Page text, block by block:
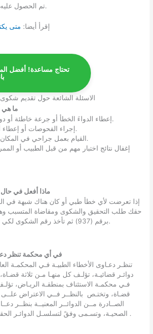
تم الحصول عليه عن طريق المتاجرة.
إقرأ أيضا: متى
تحتاج مساعدة! أفضل
الاسئلة الشائعة حول تقديم
ما هي
1 إعطاء الدواءَ الخطأ أو جرعة خاطئة أو دواءً يسبب حساسية.
2 إجراء الفحوصات أو إعطاء أدوية بطريقة خطأ.
3 القيام بعمل جراحي في المكان الخطأ من الجسم.
ماذا أفعل في
إذا تعرضت لأي خطأ طبي أو كان هناك شبهة في
حقك طلب التحقيق والشكوى ومقاضاة المتسبب
برقم (937) ثم تأخذ رقم الشكوى لكي تتابعها في المستقبل.
في أي محكمة تنظر
دوائـر قضائيـة، تؤلـف كل منهـا مـن ثلاثة
فـي محكمـة الاستئناف بمنطقـة الريـاض،
قضـاة، وتختـص بالنظــر فــي الاعتراض علــى
الصــادرة مــن الدوائــر المعنيــة بنظــر
الصحيـة، وتسـمى وفقً لتسلسـل الدوائـر الحقوقيـة فـي المحكمـة.